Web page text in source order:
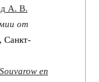
А. В.
от
, Санкт-
en